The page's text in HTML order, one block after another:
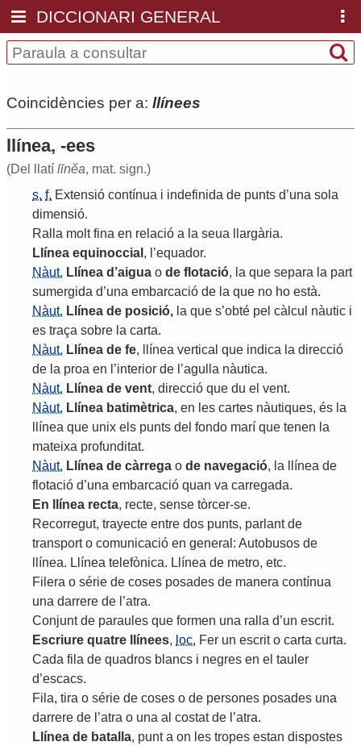
DICCIONARI GENERAL
Coincidències per a: llínees
llínea, -ees
(Del llatí līnĕa, mat. sign.)
s. f. Extensió contínua i indefinida de punts d’una sola
dimensió.
Ralla molt fina en relació a la seua llargària.
Llínea equinoccial , ’equador.
Nàut. Llínea d ’aigua o de flotació, la que separa la part
sumergida d’una embarcació de la que no ho està.
Nàut. Llínea de posició, la que s’obté pel càlcul nàutic i
es traça sobre la carta.
Nàut. Llínea de fe, llínea vertical que indica la direcció
de la proa en ’interior de ’agulla nàutica.
Nàut. Llínea de vent, direcció que du el vent.
Nàut. Llínea batimètrica, en les cartes nàutiques, és la
llínea que unix els punts del fondo marí que tenen la
mateixa profunditat.
Nàut. Llínea de càrrega o de navegació, la llínea de
flotació d’una embarcació quan va carregada.
En
llínea recta, recte, sense tòrcer-se.
Recorregut, trayecte entre dos punts, parlant de
transport o comunicació en general : Autobusos de
llínea. Llínea telefònica. Llínea de metro, etc.
Filera o série de coses posades de manera contínua
una darrere de ’atra.
Conjunt de paraules que formen una ralla d’un escrit.
Escriure quatre llínees, loc. Fer un escrit o carta curta.
Cada fila de quadros blancs i negres en el tauler
d’escacs.
Fila, tira o série de coses o de persones posades una
darrere de ’atra o una al costat de ’atra.
Llínea de batalla, punt a on les tropes estan dispostes